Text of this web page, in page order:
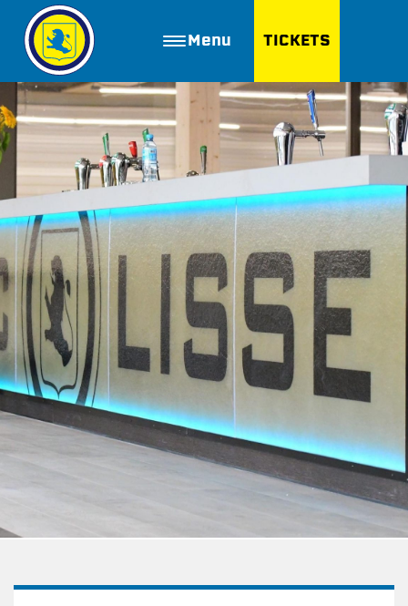
Menu TICKETS
ZOEKEN
Golfbaan Ter Specke
Webshop
Nieuws
Vacatures
Join FC Lisse
Aanmelden voor proeftraining
Lid worden van FC Lisse
Word vrijwilliger
De Club van 100
Uitschrijven
Onze historie
Fysiotherapie voor leden